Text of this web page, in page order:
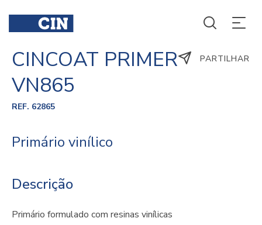
CINCOAT PRIMER
VN865
REF. 62865
Primário vinílico
Descrição
Primário formulado com resinas vinílicas
PARTILHAR